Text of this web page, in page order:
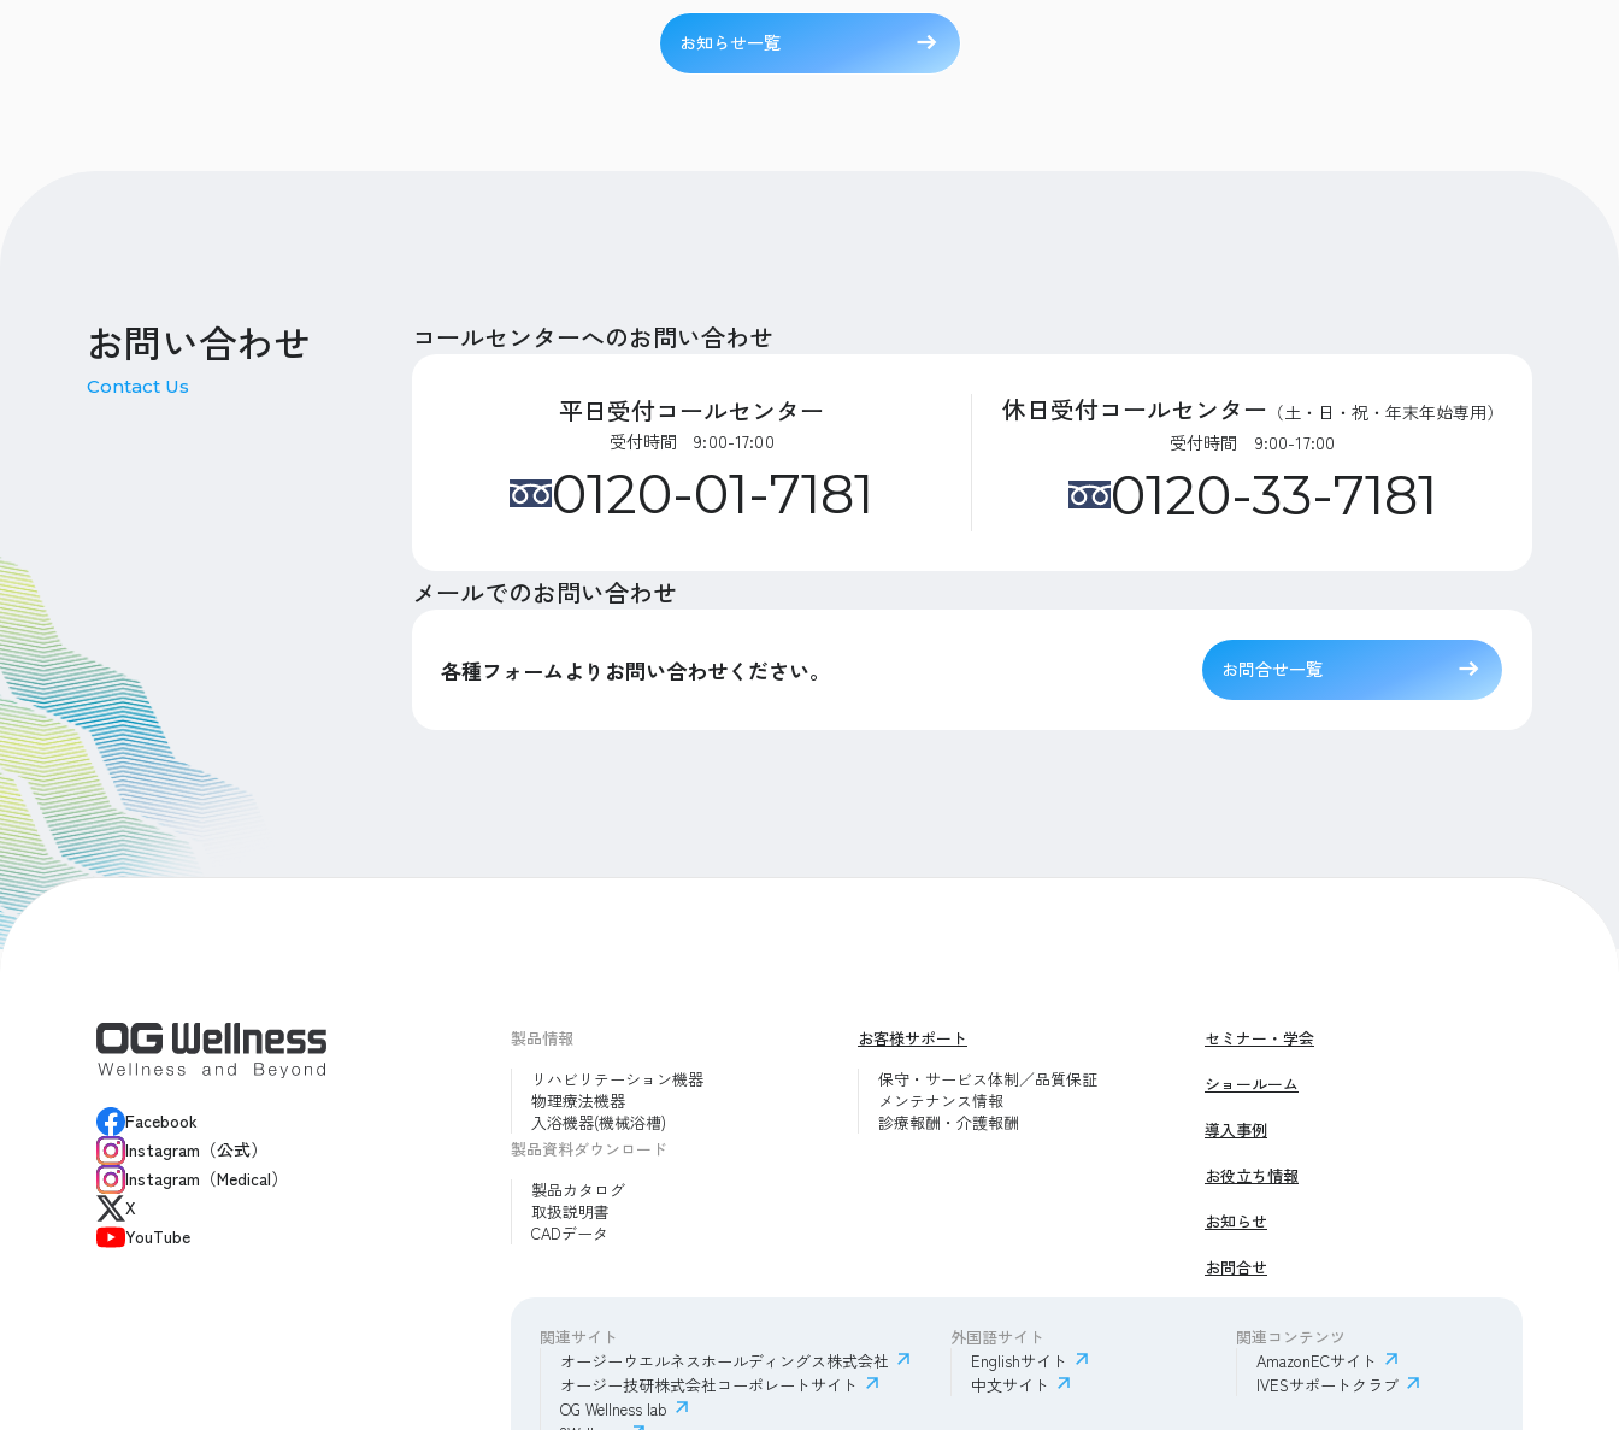
お知らせ一覧
お問い合わせ
Contact Us
コールセンターへのお問い合わせ
平日受付コールセンター
受付時間 9:00-17:00
0120-01-7181
休日受付コールセンター （土・日・祝・年末年始専用）
受付時間 9:00-17:00
0120-33-7181
メールでのお問い合わせ
各種フォームよりお問い合わせください。 お問合せ一覧
Facebook
Instagram（公式）
Instagram（Medical）
X
YouTube
製品情報
リハビリテーション機器
物理療法機器
入浴機器(機械浴槽)
製品資料ダウンロード
製品カタログ
取扱説明書
CADデータ
お客様サポート
保守・サービス体制／品質保証
メンテナンス情報
診療報酬・介護報酬
セミナー・学会
ショールーム
導入事例
お役立ち情報
お知らせ
お問合せ
関連サイト
オージーウエルネスホールディングス株式会社
オージー技研株式会社コーポレートサイト
OG Wellness lab
外国語サイト
Englishサイト
中文サイト
関連コンテンツ
AmazonECサイト
IVESサポートクラブ